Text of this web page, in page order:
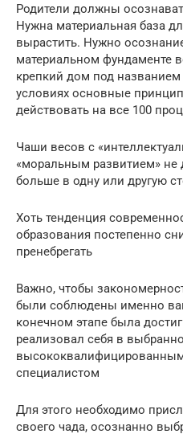
Родители должны
Нужна материальная база
вырастить. Нужно
материальном фундаменте
крепкий дом под названием
условиях основные
действовать на все 100
Чаши весов с
«моральным развитием»
больше в одну или другую
Хоть тенденция
образования постепенно
пренебрегать
Важно, чтобы
были соблюдены именно
конечном этапе была
реализовал себя в
специалистом
Для этого необходимо
своего чада, осознанно